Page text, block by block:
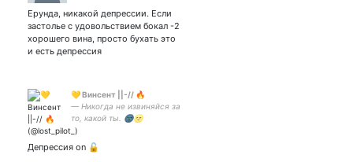
Ерунда, никакой депрессии. Если
застолье с удовольствием бокал -2
хорошего вина, просто бухать это
и есть депрессия
💛 Винсент ||-// 🔥
— Никогда не извиняйся за
то, какой ты. 🌚🌝
Депрессия on 🔓